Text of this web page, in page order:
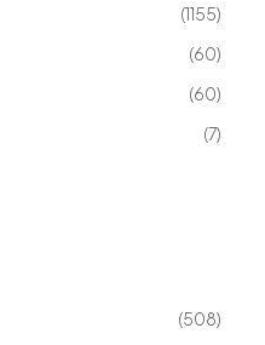
(1155)
(60)
(60)
(7)
(508)